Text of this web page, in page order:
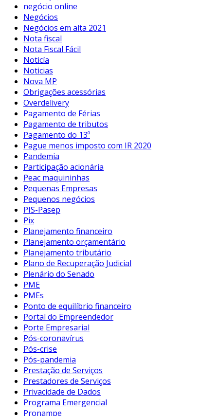
negócio online
Negócios
Negócios em alta 2021
Nota fiscal
Nota Fiscal Fácil
Noticía
Noticias
Nova MP
Obrigações acessórias
Overdelivery
Pagamento de Férias
Pagamento de tributos
Pagamento do 13º
Pague menos imposto com IR 2020
Pandemia
Participação acionária
Peac maquininhas
Pequenas Empresas
Pequenos negócios
PIS-Pasep
Pix
Planejamento financeiro
Planejamento orçamentário
Planejamento tributário
Plano de Recuperação Judicial
Plenário do Senado
PME
PMEs
Ponto de equilíbrio financeiro
Portal do Empreendedor
Porte Empresarial
Pós-coronavírus
Pós-crise
Pós-pandemia
Prestação de Serviços
Prestadores de Serviços
Privacidade de Dados
Programa Emergencial
Pronampe